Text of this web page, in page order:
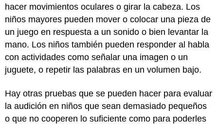
hacer movimientos oculares o girar la cabeza. Los
niños mayores pueden mover o colocar una pieza de
un juego en respuesta a un sonido o bien levantar la
mano. Los niños también pueden responder al habla
con actividades como señalar una imagen o un
juguete, o repetir las palabras en un volumen bajo.
Hay otras pruebas que se pueden hacer para evaluar
la audición en niños que sean demasiado pequeños
o que no cooperen lo suficiente como para poderles